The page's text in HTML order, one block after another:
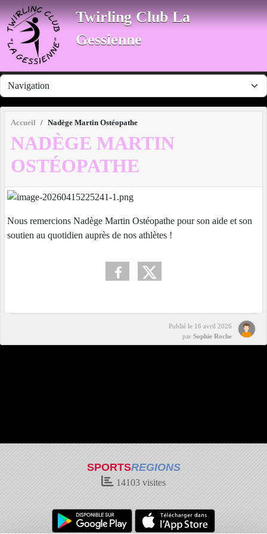
Twirling Club La
Gessienne
Accueil Nadège Martin Ostéopathe
NADÈGE MARTIN
OSTÉOPATHE
Nous remercions Nadège Martin Ostéopathe pour son aide et son
soutien au quotidien auprès de nos athlètes !
Publié le 16 avril 2026
par Sophie Roche
SPORTSREGIONS
14103 visites
Panneau de gestion des cookies